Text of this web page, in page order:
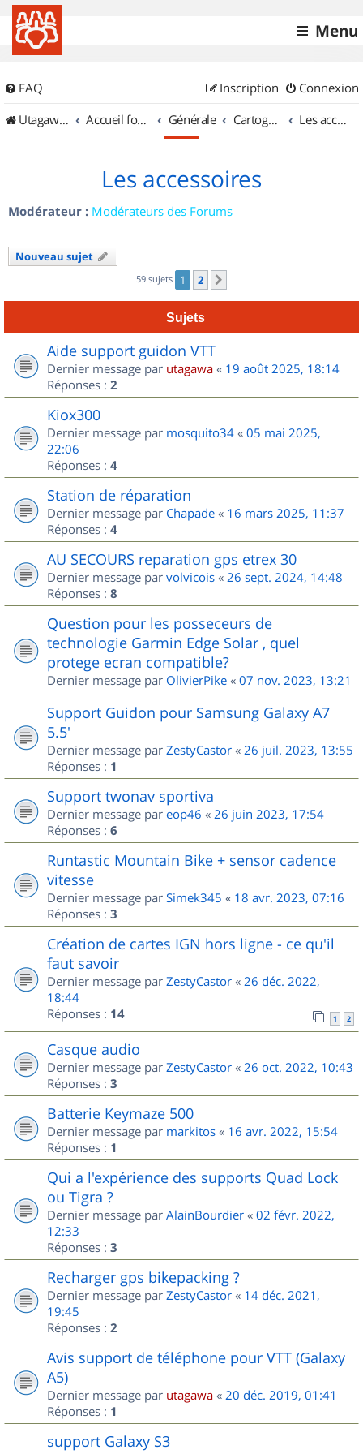
Menu
FAQ Connexion
Inscription
UtagawaVTT (Randos VTT et VTTAE avec traces GPS)
Accueil forum Générale Cartographie et GPS Les accessoires
Les accessoires
Modérateur : Modérateurs des Forums
Nouveau sujet
59 sujets 1 2
Sujets
Aide support guidon VTT
Dernier message par utagawa « 19 août 2025, 18:14
Réponses : 2
Kiox300
Dernier message par mosquito34 « 05 mai 2025,
22:06
Réponses : 4
Station de réparation
Dernier message par Chapade « 16 mars 2025, 11:37
Réponses : 4
AU SECOURS reparation gps etrex 30
Dernier message par volvicois « 26 sept. 2024, 14:48
Réponses : 8
Question pour les posseceurs de
technologie Garmin Edge Solar , quel
protege ecran compatible?
Dernier message par OlivierPike « 07 nov. 2023, 13:21
Support Guidon pour Samsung Galaxy A7
5.5'
Dernier message par ZestyCastor « 26 juil. 2023, 13:55
Réponses : 1
Support twonav sportiva
Dernier message par eop46 « 26 juin 2023, 17:54
Réponses : 6
Runtastic Mountain Bike + sensor cadence
vitesse
Dernier message par Simek345 « 18 avr. 2023, 07:16
Réponses : 3
Création de cartes IGN hors ligne - ce qu'il
faut savoir
Dernier message par ZestyCastor « 26 déc. 2022,
18:44
Réponses : 14 1 2
Casque audio
Dernier message par ZestyCastor « 26 oct. 2022, 10:43
Réponses : 3
Batterie Keymaze 500
Dernier message par markitos « 16 avr. 2022, 15:54
Réponses : 1
Qui a l'expérience des supports Quad Lock
ou Tigra ?
Dernier message par AlainBourdier « 02 févr. 2022,
12:33
Réponses : 3
Recharger gps bikepacking ?
Dernier message par ZestyCastor « 14 déc. 2021,
19:45
Réponses : 2
Avis support de téléphone pour VTT (Galaxy
A5)
Dernier message par utagawa « 20 déc. 2019, 01:41
Réponses : 1
support Galaxy S3